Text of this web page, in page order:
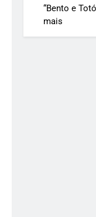
“Bento e
mais